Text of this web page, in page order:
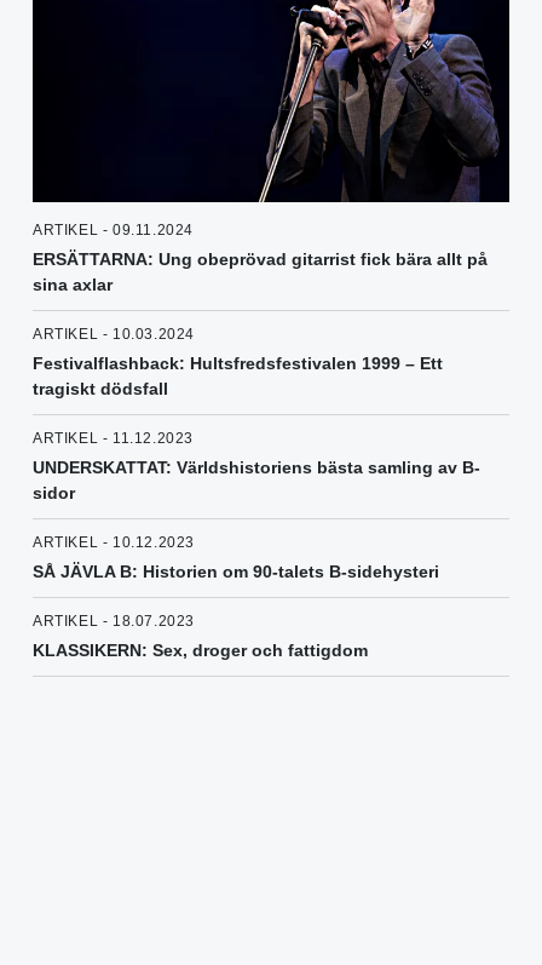
ARTIKEL - 09.11.2024
ERSÄTTARNA: Ung obeprövad gitarrist fick bära allt på
sina axlar
ARTIKEL - 10.03.2024
Festivalflashback: Hultsfredsfestivalen 1999 – Ett
tragiskt dödsfall
ARTIKEL - 11.12.2023
UNDERSKATTAT: Världshistoriens bästa samling av B-
sidor
ARTIKEL - 10.12.2023
SÅ JÄVLA B: Historien om 90-talets B-sidehysteri
ARTIKEL - 18.07.2023
KLASSIKERN: Sex, droger och fattigdom